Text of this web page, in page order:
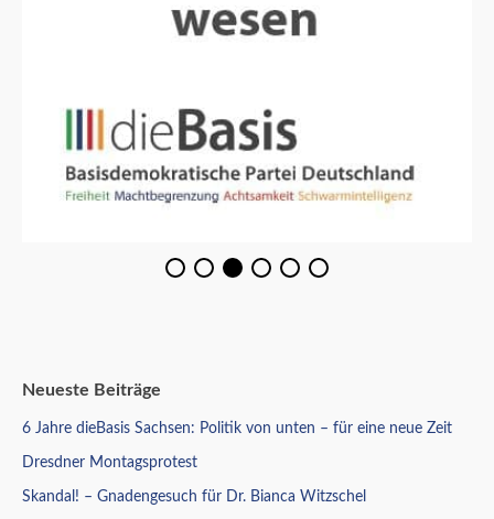
Neueste Beiträge
6 Jahre dieBasis Sachsen: Politik von unten – für eine neue Zeit
Dresdner Montagsprotest
Skandal! – Gnadengesuch für Dr. Bianca Witzschel